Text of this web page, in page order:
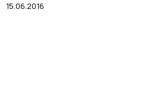
15.06.2016